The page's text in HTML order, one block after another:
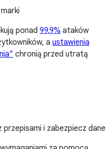
ponad 99,9% ataków
a ustawienia
chronią przed utratą
i zabezpiecz dane